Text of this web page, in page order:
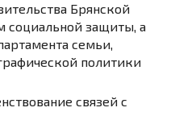
Брянской
социальной защиты, а
семьи,
политики
связей с